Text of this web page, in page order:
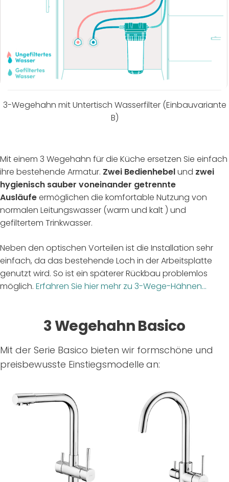
3-Wegehahn mit Untertisch Wasserfilter (Einbauvariante
B)
Mit einem 3 Wegehahn für die Küche ersetzen Sie einfach
ihre bestehende Armatur. Zwei Bedienhebelund zwei
hygienisch sauber voneinander getrennte
Ausläufeermöglichen die komfortable Nutzung von
normalen Leitungswasser (warm und kalt ) und
gefiltertem Trinkwasser.
Neben den optischen Vorteilen ist die Installation sehr
einfach, da das bestehende Loch in der Arbeitsplatte
genutzt wird. So ist ein späterer Rückbau problemlos
möglich. Erfahren Sie hier mehr zu 3-Wege-Hähnen...
3 Wegehahn Basico
Mit der Serie Basico bieten wir formschöne und
preisbewusste Einstiegsmodelle an: